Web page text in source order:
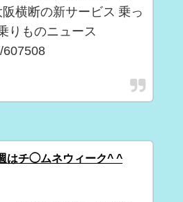
横断の新サービス 乗っ
りものニュース
607508
はチ◯ムネウィーク^ ^